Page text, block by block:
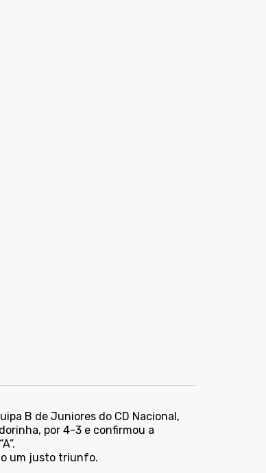
B de Juniores do CD Nacional,
por 4-3 e confirmou a
um justo triunfo.